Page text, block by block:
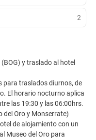
2
y traslado al hotel
para traslados diurnos, de
El horario nocturno aplica
las 19:30 y las 06:00hrs.
del Oro y Monserrate)
de alojamiento con un
Museo del Oro para